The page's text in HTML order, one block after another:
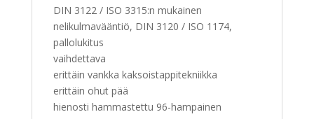
DIN 3122 / ISO 3315:n mukainen
nelikulmavääntiö, DIN 3120 / ISO 1174,
pallolukitus
vaihdettava
erittäin vankka kaksoistappitekniikka
erittäin ohut pää
hienosti hammastettu 96-hampainen